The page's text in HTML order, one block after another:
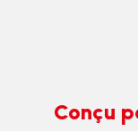
Conçu